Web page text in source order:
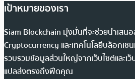
เป้าหมายของเรา
Siam Blockchain มุ่งมั่นที่จะช่วยนำเสน
Cryptocurrency และเทคโนโลยีบล็อกเช
รวบรวมข้อมูลส่วนใหญ่จากเว็บไซต์และเ
แปลส่งตรงถึงฟีดคุณ